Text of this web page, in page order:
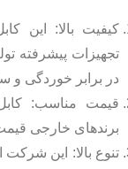
کیفیت بالا: این
تجهیزات پیشرفته
در برابر خوردگی و
قیمت مناسب:
برندهای خارجی
تنوع بالا: این شرکت